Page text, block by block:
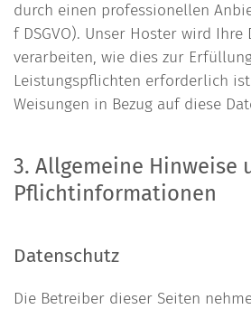
durch einen professionellen
f DSGVO). Unser Hoster wird
verarbeiten, wie dies zur
Leistungspflichten erforderlich
Weisungen in Bezug auf diese
3. Allgemeine Hinweise
Pflichtinformationen
Datenschutz
Die Betreiber dieser Seiten